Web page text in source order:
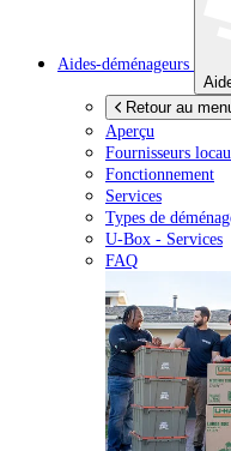
Aides-déménageurs
Retour au
Aperçu
Fournisseurs
Fonctionnement
Services
Types de
U-Box - Services
FAQ